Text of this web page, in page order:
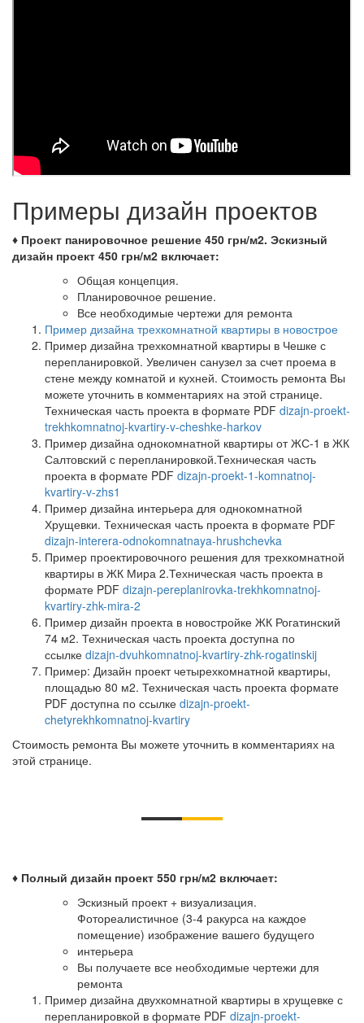
Примеры дизайн проектов
♦ Проект панировочное решение 450 грн/м2. Эскизный
дизайн проект 450 грн/м2 включает:
Общая концепция.
Планировочное решение.
Все необходимые чертежи для ремонта
Пример дизайна трехкомнатной квартиры в новострое
Пример дизайна трехкомнатной квартиры в Чешке с
перепланировкой. Увеличен санузел за счет проема в
стене между комнатой и кухней. Стоимость ремонта Вы
можете уточнить в комментариях на этой странице.
Техническая часть проекта в формате PDF dizajn-proekt-
trekhkomnatnoj-kvartiry-v-cheshke-harkov
Пример дизайна однокомнатной квартиры от ЖС-1 в ЖК
Салтовский с перепланировкой.Техническая часть
проекта в формате PDF dizajn-proekt-1-komnatnoj-
kvartiry-v-zhs1
Пример дизайна интерьера для однокомнатной
Хрущевки. Техническая часть проекта в формате PDF
dizajn-interera-odnokomnatnaya-hrushchevka
Пример проектировочного решения для трехкомнатной
квартиры в ЖК Мира 2.Техническая часть проекта в
формате PDF dizajn-pereplanirovka-trekhkomnatnoj-
kvartiry-zhk-mira-2
Пример дизайн проекта в новостройке ЖК Рогатинский
74 м2. Техническая часть проекта доступна по
ссылке dizajn-dvuhkomnatnoj-kvartiry-zhk-rogatinskij
Пример: Дизайн проект четырехкомнатной квартиры,
площадью 80 м2. Техническая часть проекта формате
PDF доступна по ссылке dizajn-proekt-
chetyrekhkomnatnoj-kvartiry
Стоимость ремонта Вы можете уточнить в комментариях на
этой странице.
♦ Полный дизайн проект 550 грн/м2 включает:
Эскизный проект + визуализация.
Фотореалистичное (3-4 ракурса на каждое
помещение) изображение вашего будущего
интерьера
Вы получаете все необходимые чертежи для
ремонта
Пример дизайна двухкомнатной квартиры в хрущевке с
перепланировкой в формате PDF dizajn-proekt-